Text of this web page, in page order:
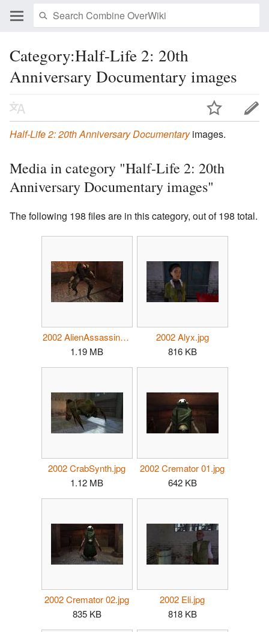
Category:Half-Life 2: 20th
Anniversary Documentary images
Half-Life 2: 20th Anniversary Documentaryimages.
Media in category "Half-Life 2: 20th
Anniversary Documentary images"
The following 198 files are in this category, out of 198 total.
2002 AlienAssassin.jpg
1.19 MB
2002 Alyx.jpg
816 KB
2002 CrabSynth.jpg
1.12 MB
2002 Cremator 01.jpg
642 KB
2002 Cremator 02.jpg
835 KB
2002 Eli.jpg
818 KB